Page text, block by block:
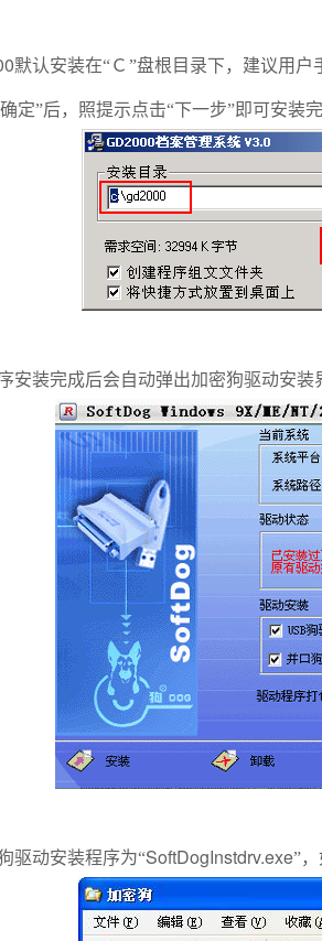
默认安装在“Ｃ”盘根目录下，建议用
定”后，照提示点击“下一步”即可安装完
安装完成后会自动弹出加密狗驱动安装
驱动安装程序为“SoftDogInstdrv.exe”，